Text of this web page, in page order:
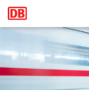
Hauptnavigation
Flensburg -